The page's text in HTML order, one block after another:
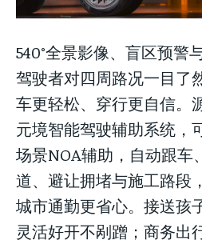
540°全景影像、盲区预警
驾驶者对四周路况一目了
车更轻松、穿行更自信。
元境智能驾驶辅助系统，
场景NOA辅助，自动跟车
道、避让拥堵与施工路段
城市通勤更省心。接送孩
灵活好开不剐蹭；商务出